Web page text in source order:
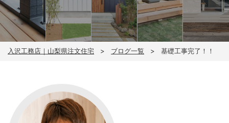
入沢工務店｜山梨県注文住宅 ブログ一覧 基礎工事完了！！